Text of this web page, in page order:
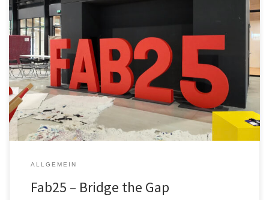
Fab25 – Bridge the Gap Ahoj Fab25 und díky für alles! Auch in
diesem Jahr haben wir an der Fab Konferenz teilgenommen und
viele neue Erfahrungen gesammelt. Die Fab25 hat, falls ihr noch
nicht drauf gekommen seid, in diesem Jahr in Tschechien
stattgefunden. Genauer gesagt in Brünn und in Prag. […]
ALLGEMEIN
Fab25 – Bridge the Gap